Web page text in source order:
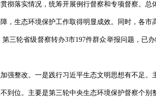
彻落实情况，统筹开展例行督察和专项督察。总
，生态环境保护工作取得明显成效。同时，各市
三轮省级督察转办3市197件群众举报问题，已
强整改。一是践行习近平生态文明思想有不足。
位。主要是第三轮中央生态环境保护督察个别